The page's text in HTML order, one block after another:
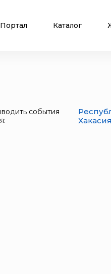
Портал Каталог
события
Хакасия